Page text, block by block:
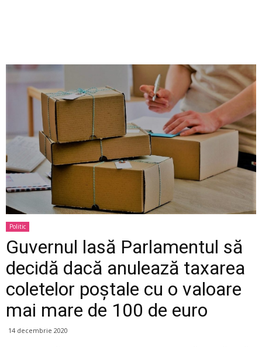
Politic
Guvernul lasă Parlamentul să
decidă dacă anulează taxarea
coletelor poștale cu o valoare
mai mare de 100 de euro
14 decembrie 2020